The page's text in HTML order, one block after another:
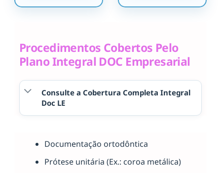
Procedimentos Cobertos Pelo
Plano Integral DOC Empresarial
Consulte a Cobertura Completa Integral
Doc LE
Documentação ortodôntica
Prótese unitária (Ex.: coroa metálica)